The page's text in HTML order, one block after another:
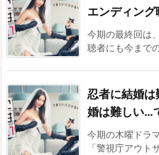
エンディン
今期の最終回は
聴者にも今まで
忍者に結婚は
婚は難しい…
今期の木曜ドラ
「警視庁アウト